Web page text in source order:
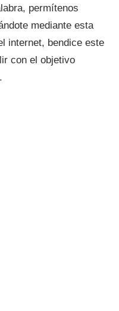
permítenos
mediante esta
internet, bendice este
con el objetivo